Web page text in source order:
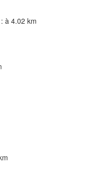
: à 4.02 km